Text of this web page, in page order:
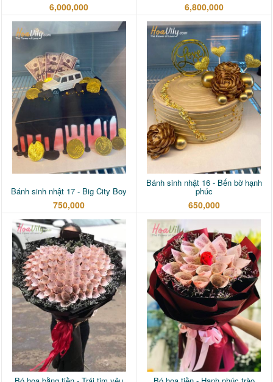
6,000,000 6,800,000
Bánh sinh nhật 17 - Big City Boy
750,000
Bánh sinh nhật 16 - Bến bờ hạnh
phúc
650,000